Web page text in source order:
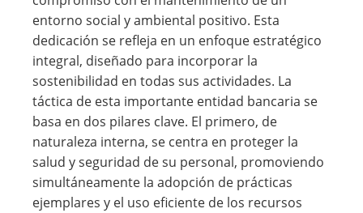
entorno social y ambiental positivo. Esta
dedicación se refleja en un enfoque estratégico
integral, diseñado para incorporar la
sostenibilidad en todas sus actividades. La
táctica de esta importante entidad bancaria se
basa en dos pilares clave. El primero, de
naturaleza interna, se centra en proteger la
salud y seguridad de su personal, promoviendo
simultáneamente la adopción de prácticas
ejemplares y el uso eficiente de los recursos